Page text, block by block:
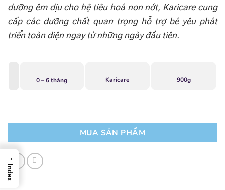
dưỡng êm dịu cho hệ tiêu hoá non nớt, Karicare cung
cấp các dưỡng chất quan trọng hỗ trợ bé yêu phát
triển toàn diện ngay từ những ngày đầu tiên.
0 – 6 tháng Karicare 900g
MUA SẢN PHẨM
→
Index